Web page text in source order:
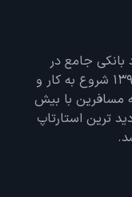
جامع در
تمامی زمینه های گردشگری در سال 1391 شروع به کار و
به مسافرین با بیش
ترین استارتاپ